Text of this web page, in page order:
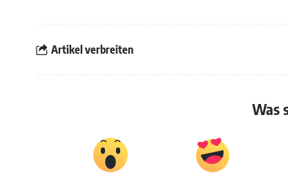
Artikel verbreiten
Was